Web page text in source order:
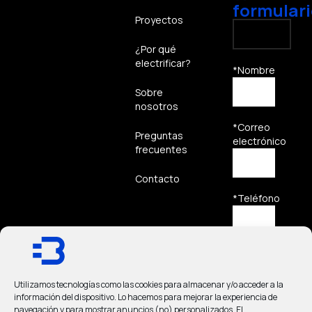
Utilizamos tecnologías como las cookies para almacenar y/o acceder a la
información del dispositivo. Lo hacemos para mejorar la experiencia de
navegación y para mostrar anuncios (no) personalizados. El
Proyectos
¿Por qué
electrificar?
Sobre
nosotros
Preguntas
frecuentes
Contacto
*Nombre
*Correo
electrónico
*Teléfono